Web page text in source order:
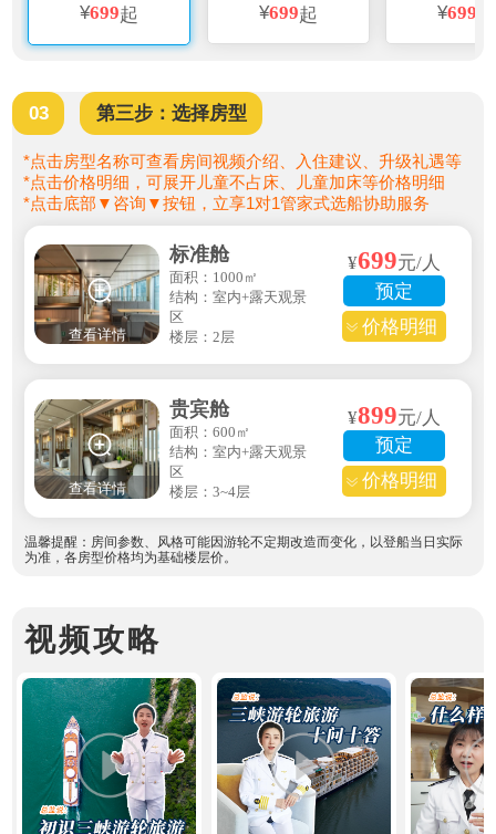
¥699起
¥699起
¥699
03 第三步：选择房型
*点击房型名称可查看房间视频介绍、入住建议、升级礼遇等
*点击价格明细，可展开儿童不占床、儿童加床等价格明细
*点击底部▼咨询▼按钮，立享1对1管家式选船协助服务
查看详情
标准舱
面积：1000㎡
结构：室内+露天观景
区
楼层：2层
¥699元/人
预定
价格明细
查看详情
贵宾舱
面积：600㎡
结构：室内+露天观景
区
楼层：3~4层
¥899元/人
预定
价格明细
温馨提醒：房间参数、风格可能因游轮不定期改造而变化，以登船当日实际
为准，各房型价格均为基础楼层价。
视频攻略